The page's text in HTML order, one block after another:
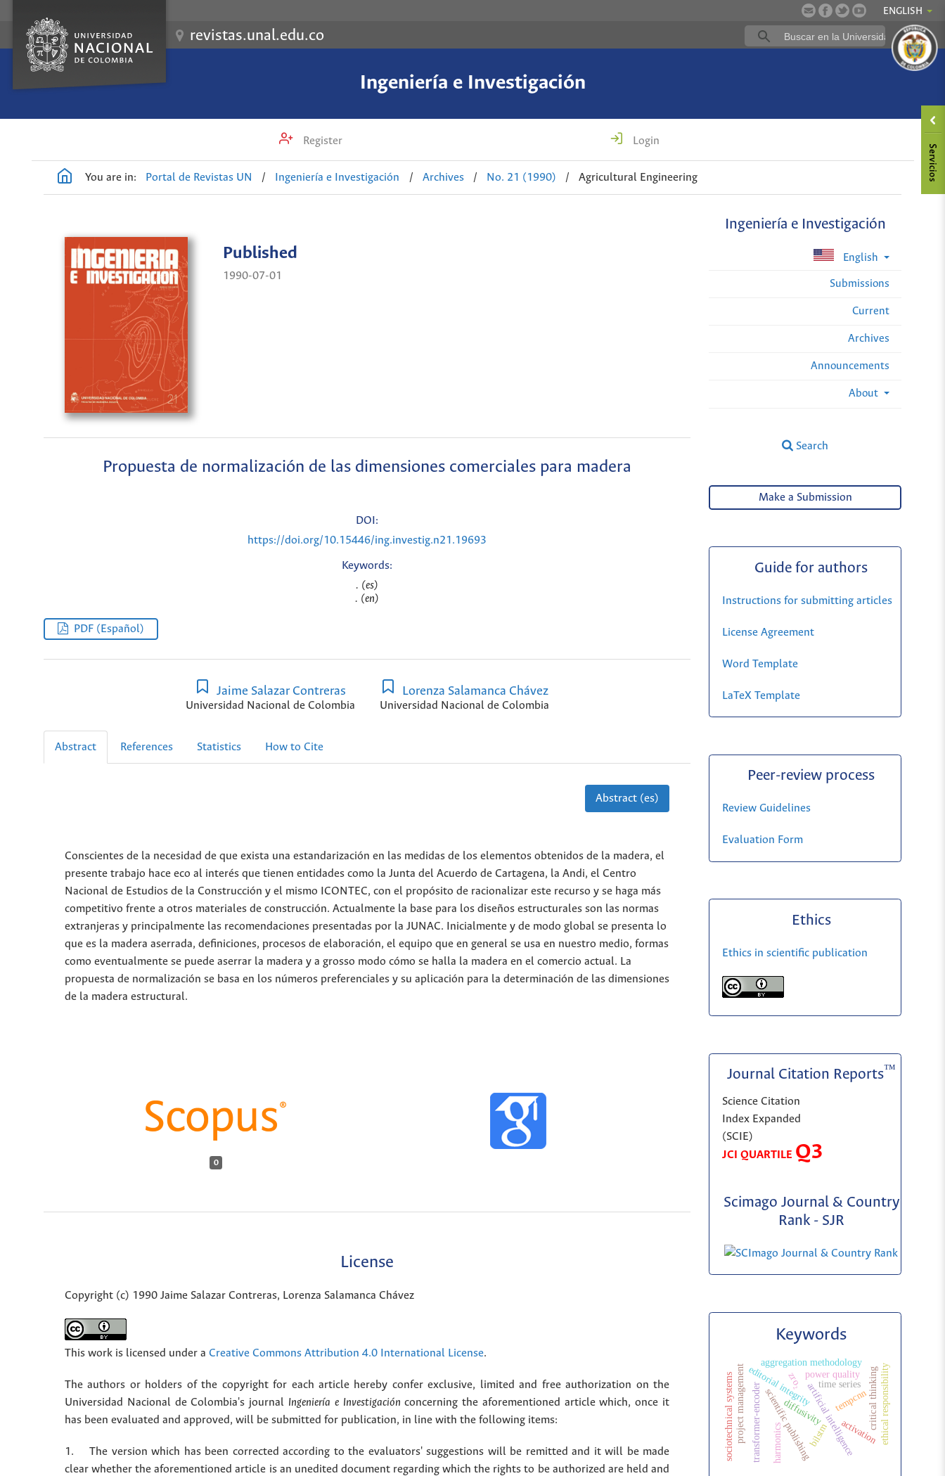
ENGLISH
revistas.unal.edu.co
Ingeniería e Investigación
Register Login
You are in: Portal de Revistas UN / Ingeniería e Investigación / Archives / No. 21 (1990) / Agricultural Engineering
Ingeniería e Investigación
English
Submissions
Current
Archives
Announcements
About
Search
Published
1990-07-01
Propuesta de normalización de las dimensiones comerciales para madera
DOI:
https://doi.org/10.15446/ing.investig.n21.19693
Keywords:
. (es)
. (en)
PDF (Español)
Jaime Salazar Contreras
Universidad Nacional de Colombia
Lorenza Salamanca Chávez
Universidad Nacional de Colombia
Abstract References Statistics How to Cite
Abstract (es)
Conscientes de la necesidad de que exista una estandarización en las medidas de los elementos obtenidos de la madera, el
presente trabajo hace eco al interés que tienen entidades como la Junta del Acuerdo de Cartagena, la Andi, el Centro
Nacional de Estudios de la Construcción y el mismo ICONTEC, con el propósito de racionalizar este recurso y se haga más
competitivo frente a otros materiales de construcción. Actualmente la base para los diseños estructurales son las normas
extranjeras y principalmente las recomendaciones presentadas por la JUNAC. Inicialmente y de modo global se presenta lo
que es la madera aserrada, definiciones, procesos de elaboración, el equipo que en general se usa en nuestro medio, formas
como eventualmente se puede aserrar la madera y a grosso modo cómo se halla la madera en el comercio actual. La
propuesta de normalización se basa en los números preferenciales y su aplicación para la determinación de las dimensiones
de la madera estructural.
0
License
Copyright (c) 1990 Jaime Salazar Contreras, Lorenza Salamanca Chávez
This work is licensed under a Creative Commons Attribution 4.0 International License.
The authors or holders of the copyright for each article hereby confer exclusive, limited and free authorization on the
Universidad Nacional de Colombia's journal Ingeniería e Investigación concerning the aforementioned article which, once it
has been evaluated and approved, will be submitted for publication, in line with the following items:
1. The version which has been corrected according to the evaluators' suggestions will be remitted and it will be made
clear whether the aforementioned article is an unedited document regarding which the rights to be authorized are held and
Make a Submission
Guide for authors
Instructions for submitting articles
License Agreement
Word Template
LaTeX Template
Peer-review process
Review Guidelines
Evaluation Form
Ethics
Ethics in scientific publication
Journal Citation Reports™
Science Citation
Index Expanded
(SCIE)
JCI QUARTILE Q3
Scimago Journal & Country
Rank - SJR
Keywords
artificial intelligence
scientific publishing
editorial integrity time series
tempcnn
bilstm
transformer-encoder activation
diffusivity critical thinkingethical responsibility
aggregation methodology
harmonics
power quality
project management
sociotechnical systems zro₂